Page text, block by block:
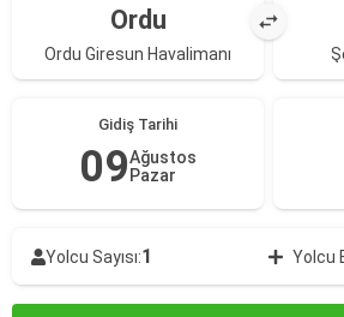
Ordu
Ordu Giresun Havalimanı
Gidiş Tarihi
09Ağustos
Pazar
Yolcu Sayısı:1 Yolcu